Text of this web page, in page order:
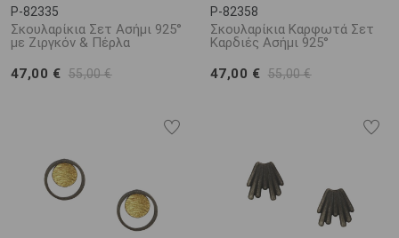
P-82335
Σκουλαρίκια Σετ Ασήμι 925°
με Ζιργκόν & Πέρλα
47,00 € 55,00 €
P-82358
Σκουλαρίκια Καρφωτά Σετ
Καρδιές Ασήμι 925°
47,00 € 55,00 €